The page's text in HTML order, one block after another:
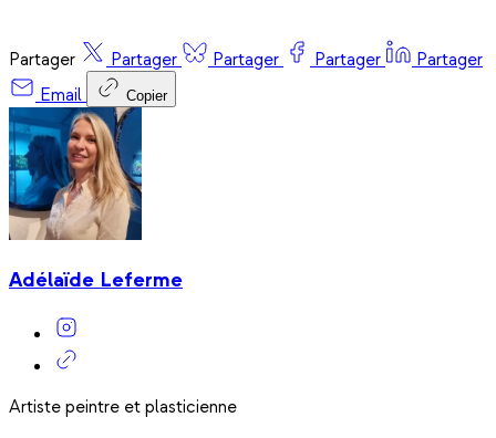
Partager Partager Partager Partager
Partager
Email
Copier
Adélaïde Leferme
Artiste peintre et plasticienne